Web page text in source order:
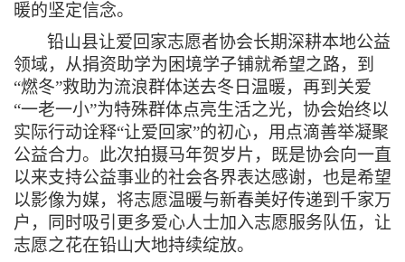
暖的坚定信念。
铅山县让爱回家志愿者协会长期深耕本地公益
领域，从捐资助学为困境学子铺就希望之路，到
“燃冬”救助为流浪群体送去冬日温暖，再到关爱
“一老一小”为特殊群体点亮生活之光，协会始终以
实际行动诠释“让爱回家”的初心，用点滴善举凝聚
公益合力。此次拍摄马年贺岁片，既是协会向一直
以来支持公益事业的社会各界表达感谢，也是希望
以影像为媒，将志愿温暖与新春美好传递到千家万
户，同时吸引更多爱心人士加入志愿服务队伍，让
志愿之花在铅山大地持续绽放。